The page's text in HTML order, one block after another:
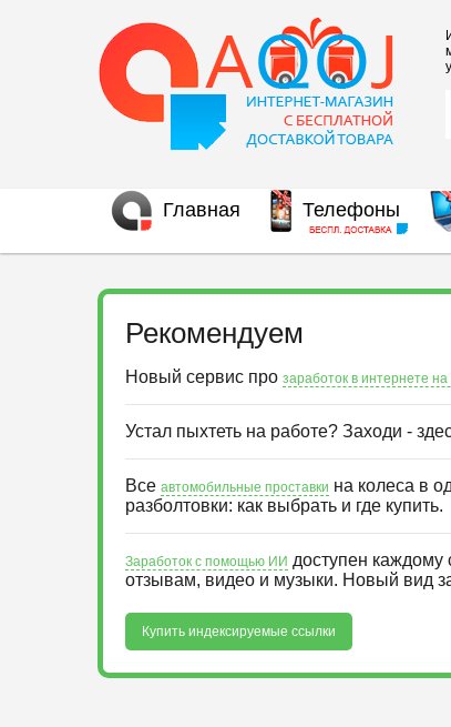
Главная Телефоны
Рекомендуем
Новый сервис про заработок в интернете
Устал пыхтеть на работе? Заходи -
Все автомобильные проставки на колеса в
разболтовки: как выбрать и где купить.
Заработок с помощью ИИ доступен каждому
отзывам, видео и музыки. Новый вид
Купить индексируемые ссылки